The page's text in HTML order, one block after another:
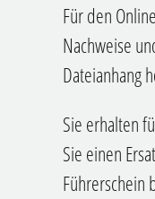
Für den
Nachweise
Dateianhang
Sie erhalten
Sie einen
Führerschein